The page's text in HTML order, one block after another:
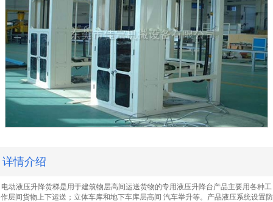
详情介绍
电动液压升降货梯是用于建筑物层高间运送货物的专用液压升降台产品主要用各种工
作层间货物上下运送；立体车库和地下车库层高间 汽车举升等。产品液压系统设置防